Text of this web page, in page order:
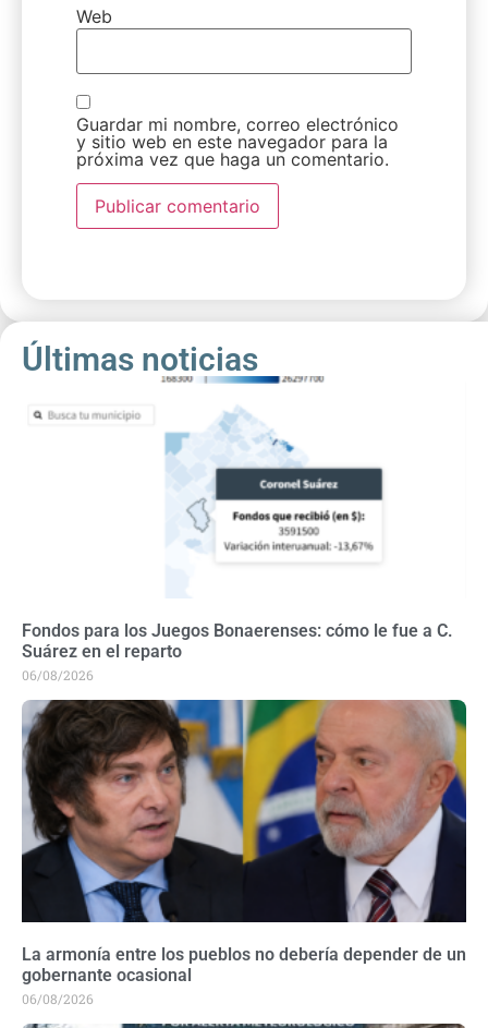
Web
Guardar mi nombre, correo electrónico
y sitio web en este navegador para la
próxima vez que haga un comentario.
Últimas noticias
Fondos para los Juegos Bonaerenses: cómo le fue a C.
Suárez en el reparto
06/08/2026
La armonía entre los pueblos no debería depender de un
gobernante ocasional
06/08/2026